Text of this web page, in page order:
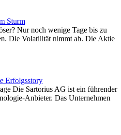
Sturm
Nur noch wenige Tage bis zu
Die Volatilität nimmt ab. Die Aktie
Erfolgsstory
Die Sartorius AG ist ein führender
Anbieter. Das Unternehmen